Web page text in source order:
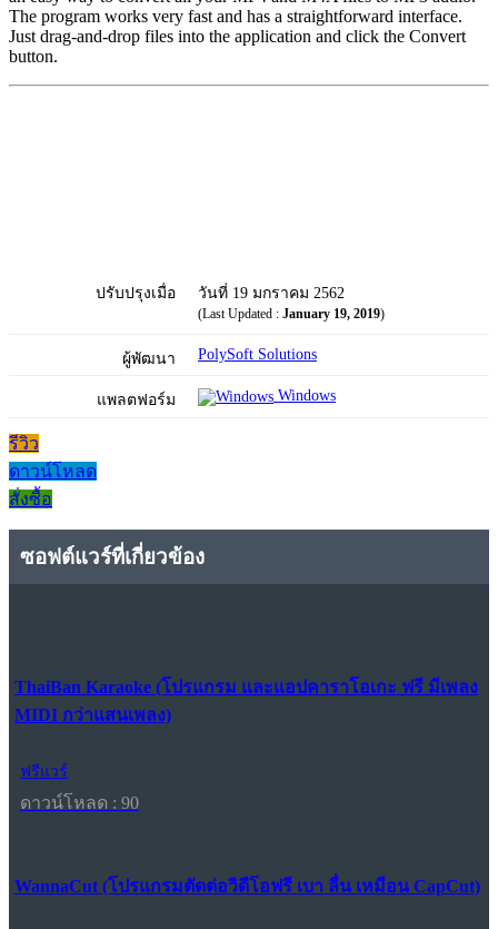
The program works very fast and has a straightforward interface.
Just drag-and-drop files into the application and click the Convert
button.
ปรับปรุงเมื่อ วันที่ 19 มกราคม 2562
(Last Updated : January 19, 2019)
ผู้พัฒนา PolySoft Solutions
แพลตฟอร์ม Windows
รีวิว
ดาวน์โหลด
สั่งซื้อ
ซอฟต์แวร์ที่เกี่ยวข้อง
ThaiBan Karaoke (โปรแกรม และแอปคาราโอเกะ ฟรี มีเพลง
MIDI กว่าแสนเพลง)
ฟรีแวร์
ดาวน์โหลด : 90
WannaCut (โปรแกรมตัดต่อวิดีโอฟรี เบา ลื่น เหมือน CapCut)